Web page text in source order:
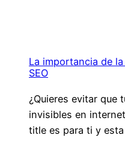
La importancia de
SEO
¿Quieres evitar que
invisibles en
title es para ti y